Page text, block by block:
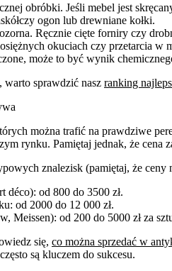
obróbki. Jeśli mebel jest
ogon lub drewniane kołki.
Ręcznie cięte forniry czy
okuciach czy przetarcia w
może to być wynik
warto sprawdzić nasz ranking
można trafić na prawdziwe
rynku. Pamiętaj jednak, że
znalezisk (pamiętaj, że
déco): od 800 do 3500 zł.
od 2000 do 12 000 zł.
Meissen): od 200 do 5000 zł za
się, co można sprzedać w
są kluczem do sukcesu.